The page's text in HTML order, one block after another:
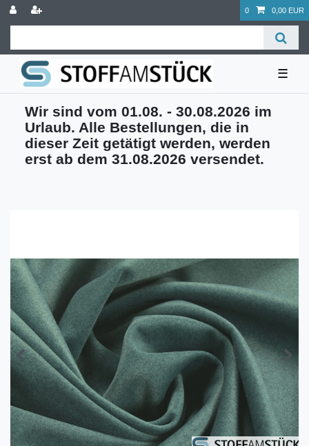
0 0,00 EUR
☰
Wir sind vom 01.08. - 30.08.2026 im
Urlaub. Alle Bestellungen, die in
dieser Zeit getätigt werden, werden
erst ab dem 31.08.2026 versendet.